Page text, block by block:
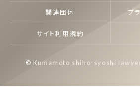
関連団体 プ
サイト利用規約
© Kumamoto shiho-syoshi